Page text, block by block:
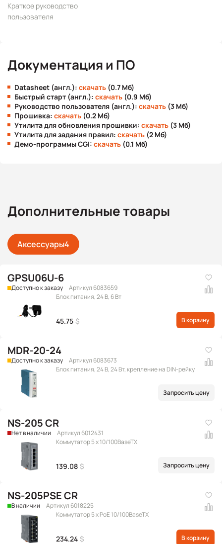
Краткое руководство
пользователя
Документация и ПО
Datasheet (англ.): скачать (0.7 Мб)
Быстрый старт (англ.): скачать (0.9 Мб)
Руководство пользователя (англ.): скачать (3 Мб)
Прошивка: скачать (0.2 Мб)
Утилита для обновления прошивки: скачать (3 Мб)
Утилита для задания правил: скачать (2 Мб)
Демо-программы CGI: скачать (0.1 Мб)
Дополнительные товары
Аксессуары4
GPSU06U-6
Доступно к заказу
Артикул 6083659
Блок питания, 24 В, 6 Вт
45.75 $ В корзину
MDR-20-24
Доступно к заказу
Артикул 6083673
Блок питания, 24 В, 24 Вт, крепление на DIN-рейку
Запросить цену
NS-205 CR
Нет в наличии
Артикул 6012431
Коммутатор 5 x 10/100BaseTX
139.08 $ Запросить цену
NS-205PSE CR
В наличии
Артикул 6018225
Коммутатор 5 x PoE 10/100BaseTX
234.24 $ В корзину